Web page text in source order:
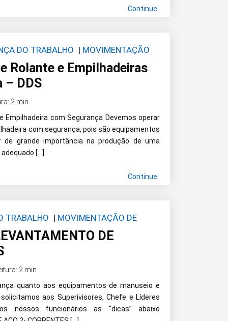
Continue
DO TRABALHO | MOVIMENTAÇÃO
Rolante e Empilhadeiras
– DDS
2 min
Empilhadeira com Segurança Devemos operar
com segurança, pois são equipamentos
grande importância na produção de uma
[…]
Continue
TRABALHO | MOVIMENTAÇÃO DE
DE
2 min
quanto aos equipamentos de manuseio e
aos Superivisores, Chefe e Líderes
nossos funcionários as “dicas” abaixo